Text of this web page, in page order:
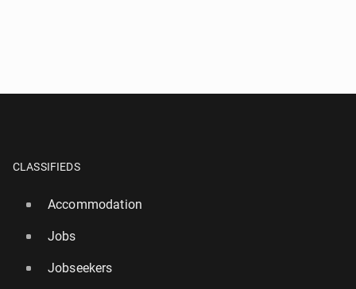
CLASSIFIEDS
Accommodation
Jobs
Jobseekers